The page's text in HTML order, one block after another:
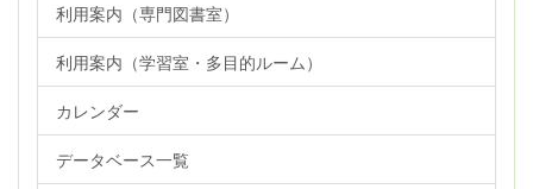
利用案内（専門図書室）
利用案内（学習室・多目的ルーム）
カレンダー
データベース一覧